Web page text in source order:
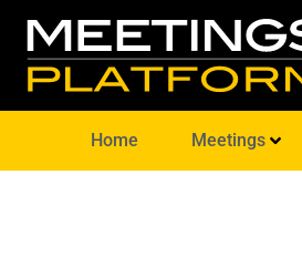
Home Meetings